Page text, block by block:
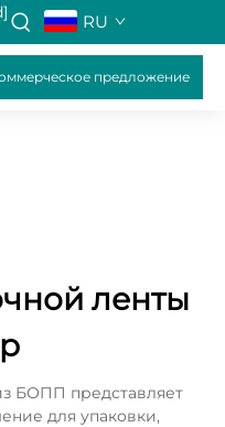
RU
предложение
ленты
БОПП представляет
для упаковки,